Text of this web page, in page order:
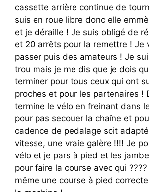
cassette arrière continue de
suis en roue libre donc elle
et je déraille ! Je suis obligé de
et 20 arrêts pour la remettre ! Je
passer puis des amateurs ! Je
trou mais je me dis que je dois
terminer pour tous ceux qui ont
proches et pour les partenaires !
termine le vélo en freinant dans
pour pas secouer la chaîne et
cadence de pedalage soit
vitesse, une vraie galère !!!! Je
vélo et je pars à pied et les
pour faire la course avec qui
même une course à pied